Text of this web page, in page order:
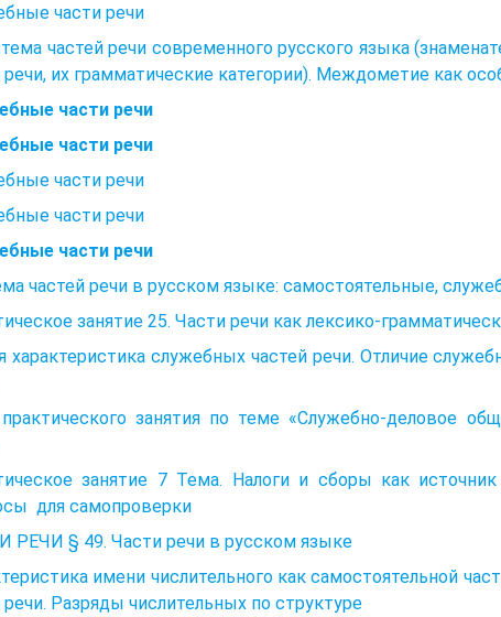
части речи
частей речи современного русского языка
речи, их грамматические категории). Междометие как
части речи
части речи
части речи
части речи
части речи
частей речи в русском языке: самостоятельные,
занятие 25. Части речи как лексико-
характеристика служебных частей речи. Отличие
занятия по теме «Служебно-деловое
занятие 7 Тема. Налоги и сборы как
для самопроверки
РЕЧИ § 49. Части речи в русском языке
имени числительного как самостоятельной
речи. Разряды числительных по структуре